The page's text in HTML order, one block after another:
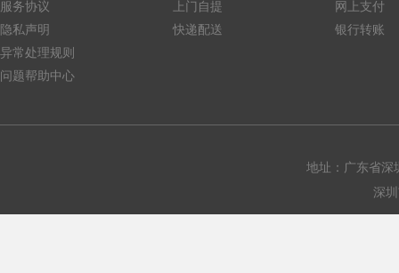
服务协议
隐私声明
异常处理规则
问题帮助中心
上门自提
快递配送
网上支付
银行转账
地址：广东省深
深